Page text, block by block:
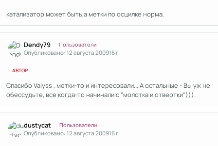
катализатор может быть,а метки по осцилке норма.
Dendy79 Пользователи
Опубликовано:12 августа 200916 г
АВТОР
Спасибо Valyss , метки-то и интересовали... А остальные - Вы уж не
обессудьте, все когда-то начинали с "молотка и отвертки"))).
dustycat Пользователи
Опубликовано:12 августа 200916 г